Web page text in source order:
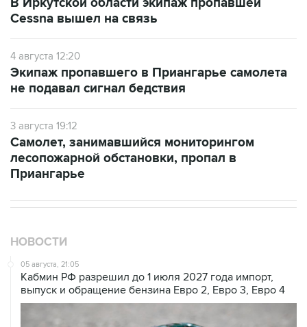
В Иркутской области экипаж пропавшей
Cessna вышел на связь
4 августа 12:20
Экипаж пропавшего в Приангарье самолета
не подавал сигнал бедствия
3 августа 19:12
Самолет, занимавшийся мониторингом
лесопожарной обстановки, пропал в
Приангарье
НОВОСТИ
05 августа, 21:05
Кабмин РФ разрешил до 1 июля 2027 года импорт,
выпуск и обращение бензина Евро 2, Евро 3, Евро 4